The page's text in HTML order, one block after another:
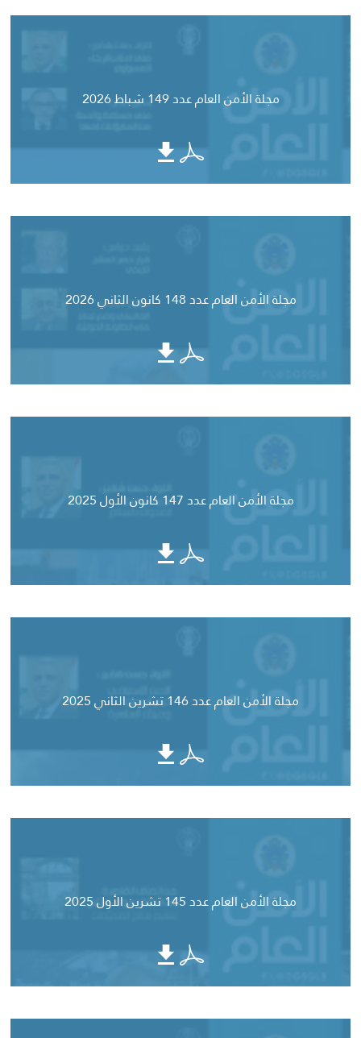
مجلة الأمن العام عدد 149 شباط 2026
مجلة الأمن العام عدد 148 كانون الثاني 2026
مجلة الأمن العام عدد 147 كانون الأول 2025
مجلة الأمن العام عدد 146 تشرين الثاني 2025
مجلة الأمن العام عدد 145 تشرين الأول 2025